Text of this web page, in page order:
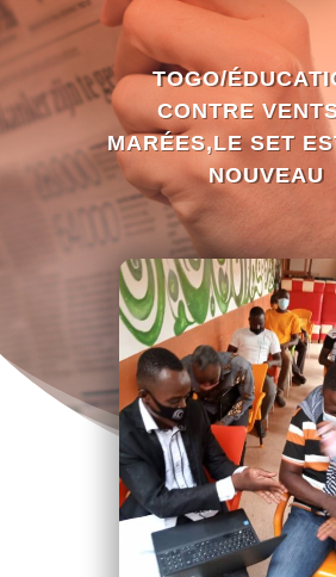
TOGO/
CONTRE
MARÉES,LE SET
NOUVEAU